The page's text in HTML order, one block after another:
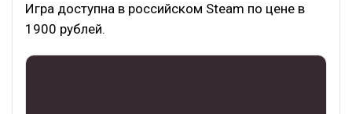
Игра доступна в российском Steam по цене в
1900 рублей.